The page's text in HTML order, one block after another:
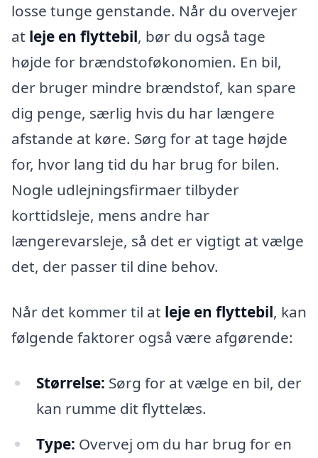
losse tunge genstande. Når du overvejer
at leje en flyttebil, bør du også tage
højde for brændstoføkonomien. En bil,
der bruger mindre brændstof, kan spare
dig penge, særlig hvis du har længere
afstande at køre. Sørg for at tage højde
for, hvor lang tid du har brug for bilen.
Nogle udlejningsfirmaer tilbyder
korttidsleje, mens andre har
længerevarsleje, så det er vigtigt at vælge
det, der passer til dine behov.
Når det kommer til at leje en flyttebil, kan
følgende faktorer også være afgørende:
Størrelse: Sørg for at vælge en bil, der
kan rumme dit flyttelæs.
Type: Overvej om du har brug for en